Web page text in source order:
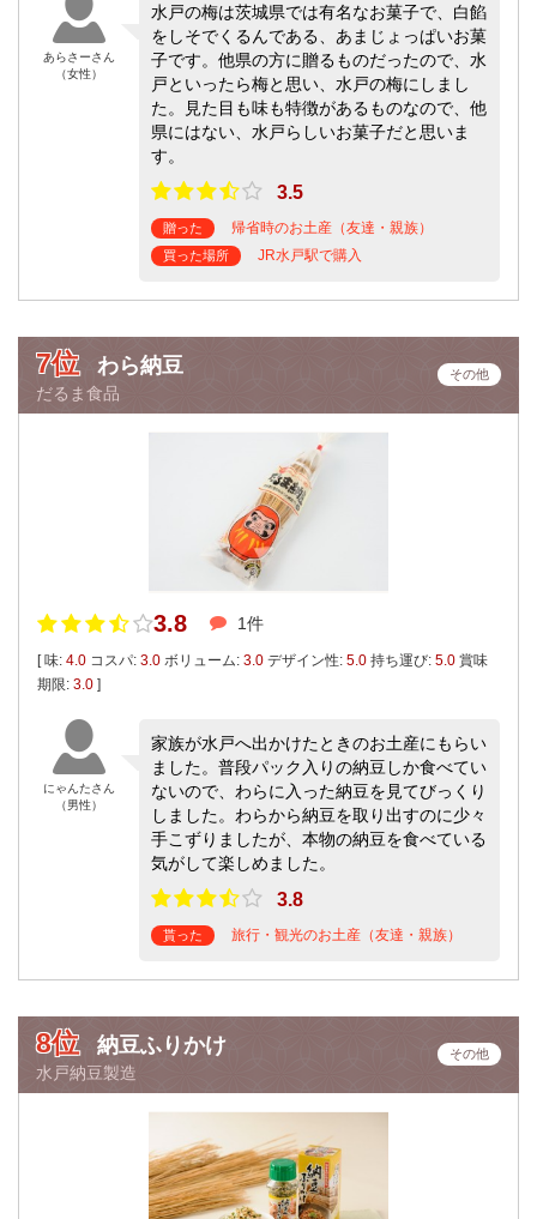
あらさーさん
（女性）
水戸の梅は茨城県では有名なお菓子で、白餡
をしそでくるんである、あまじょっぱいお菓
子です。他県の方に贈るものだったので、水
戸といったら梅と思い、水戸の梅にしまし
た。見た目も味も特徴があるものなので、他
県にはない、水戸らしいお菓子だと思いま
す。
3.5
贈った 帰省時のお土産（友達・親族）
買った場所 JR水戸駅で購入
7位 わら納豆
だるま食品
その他
3.8 1件
[ 味: 4.0 コスパ: 3.0 ボリューム: 3.0 デザイン性: 5.0 持ち運び: 5.0 賞味
期限: 3.0 ]
にゃんたさん
（男性）
家族が水戸へ出かけたときのお土産にもらい
ました。普段パック入りの納豆しか食べてい
ないので、わらに入った納豆を見てびっくり
しました。わらから納豆を取り出すのに少々
手こずりましたが、本物の納豆を食べている
気がして楽しめました。
3.8
貰った 旅行・観光のお土産（友達・親族）
8位 納豆ふりかけ
水戸納豆製造
その他